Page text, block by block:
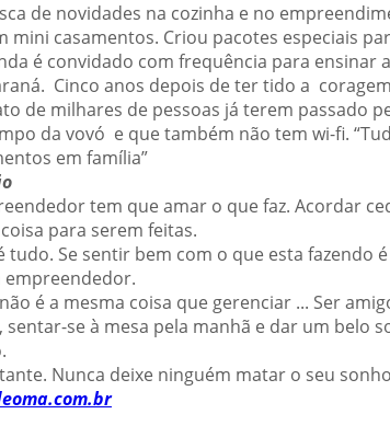
de novidades na cozinha e no
mini casamentos. Criou pacotes especiais
é convidado com frequência para ensinar
Cinco anos depois de ter tido a
de milhares de pessoas já terem passado
da vovó e que também não tem wi-fi.
em família”
tem que amar o que faz. Acordar
para serem feitas.
tudo. Se sentir bem com o que esta fazendo
empreendedor.
é a mesma coisa que gerenciar ... Ser
se à mesa pela manhã e dar um belo
Nunca deixe ninguém matar o seu